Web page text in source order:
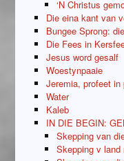
‘N Christus
Die eina kant van
Bungee Sprong:
Die Fees in
Jesus word gesalf
Woestynpaaie
Jeremia, profeet in
Water
Kaleb
IN DIE BEGIN:
Skepping van
Skepping v land